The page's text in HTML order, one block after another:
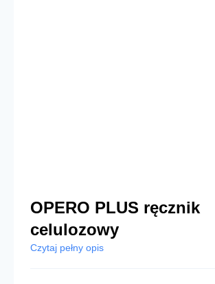
OPERO PLUS ręcznik
celulozowy
Czytaj pełny opis